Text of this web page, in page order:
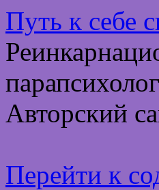
Путь к себе
Авторский
Перейти к